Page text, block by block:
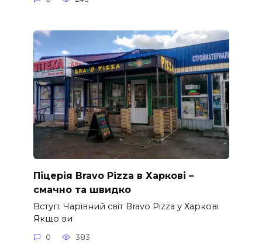
Піцерія Bravo Pizza в Харкові –
смачно та швидко
Вступ: Чарівний світ Bravo Pizza у Харкові
Якщо ви
0 383